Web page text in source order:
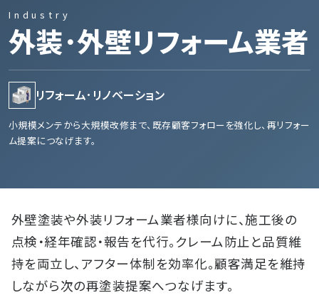
実績
Industry
外装･外壁リフォーム業者
リフォーム･リノベーション
小規模メンテから大規模改修まで、既存顧客フォローを強化し、再リフォー
ム提案につなげます。
外壁塗装や外装リフォーム業者様向けに、施工後の
点検・経年確認・報告を代行。クレーム防止と品質維
持を両立し、アフター体制を効率化。顧客満足を維持
しながら次の再塗装提案へつなげます。